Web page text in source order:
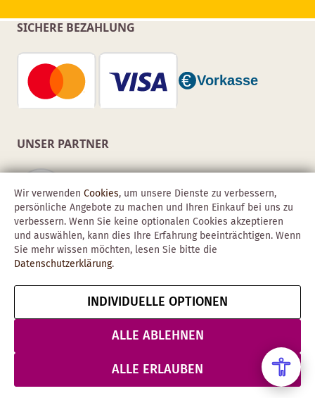
SICHERE BEZAHLUNG
UNSER PARTNER
Copyright © 2026 Obadis GmbH
ImpressumAGBDatenschutz
& Sicherheit
Vertrag widerrufen
Wir verwenden Cookies, um unsere Dienste zu verbessern,
persönliche Angebote zu machen und Ihren Einkauf bei uns zu
verbessern. Wenn Sie keine optionalen Cookies akzeptieren
und auswählen, kann dies Ihre Erfahrung beeinträchtigen. Wenn
Sie mehr wissen möchten, lesen Sie bitte die
Datenschutzerklärung.
INDIVIDUELLE OPTIONEN
ALLE ABLEHNEN
ALLE ERLAUBEN